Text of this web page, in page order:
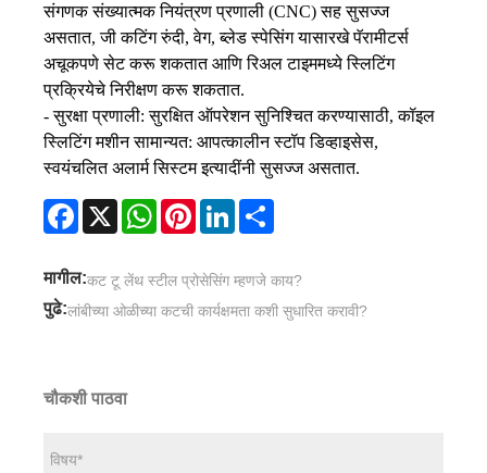
संगणक संख्यात्मक नियंत्रण प्रणाली (CNC) सह सुसज्ज
असतात, जी कटिंग रुंदी, वेग, ब्लेड स्पेसिंग यासारखे पॅरामीटर्स
अचूकपणे सेट करू शकतात आणि रिअल टाइममध्ये स्लिटिंग
प्रक्रियेचे निरीक्षण करू शकतात.
- सुरक्षा प्रणाली: सुरक्षित ऑपरेशन सुनिश्चित करण्यासाठी, कॉइल
स्लिटिंग मशीन सामान्यत: आपत्कालीन स्टॉप डिव्हाइसेस,
स्वयंचलित अलार्म सिस्टम इत्यादींनी सुसज्ज असतात.
Facebook
X WhatsAppPinterestLinkedIn
मागील:कट टू लेंथ स्टील प्रोसेसिंग म्हणजे काय?
पुढे:लांबीच्या ओळीच्या कटची कार्यक्षमता कशी सुधारित करावी?
चौकशी पाठवा